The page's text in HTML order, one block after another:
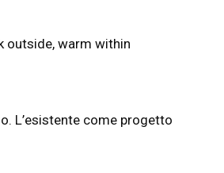
outside, warm within
L’esistente come progetto